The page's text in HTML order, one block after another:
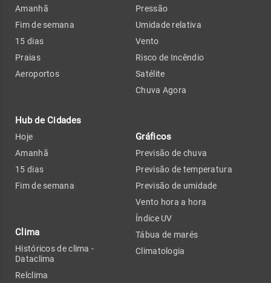
Amanhã
Fim de semana
15 dias
Praias
Aeroportos
Hub de Cidades
Hoje
Amanhã
15 dias
Fim de semana
Clima
Históricos de clima -
Dataclima
Relclima
Pressão
Umidade relativa
Vento
Risco de Incêndio
Satélite
Chuva Agora
Gráficos
Previsão de chuva
Previsão de temperatura
Previsão de umidade
Vento hora a hora
Índice UV
Tábua de marés
Climatologia